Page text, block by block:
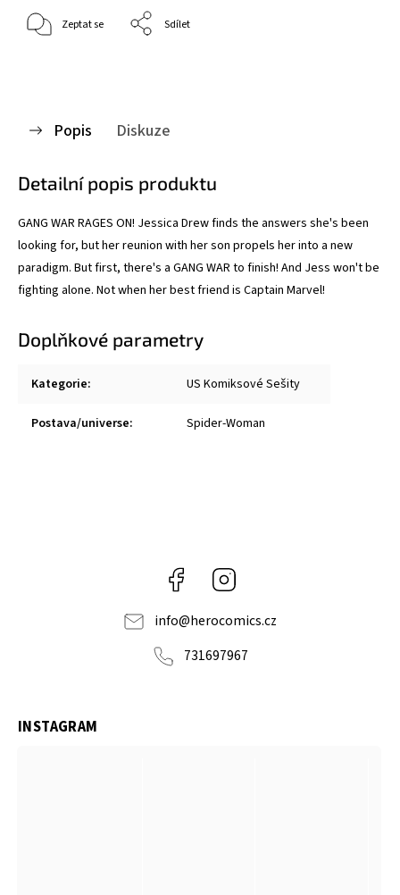
Zeptat se Sdílet
Popis Diskuze
Detailní popis produktu
GANG WAR RAGES ON! Jessica Drew finds the answers she's been
looking for, but her reunion with her son propels her into a new
paradigm. But first, there's a GANG WAR to finish! And Jess won't be
fighting alone. Not when her best friend is Captain Marvel!
Doplňkové parametry
Kategorie: US Komiksové Sešity
Postava/universe: Spider-Woman
Facebook
info@herocomics.cz
731697967
INSTAGRAM